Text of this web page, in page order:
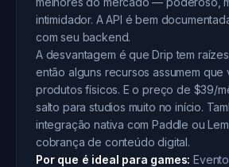
intimidador. A API é bem
com seu backend.
A desvantagem é que Drip tem
então alguns recursos assumem
produtos físicos. E o preço de $39/
salto para studios muito no início.
integração nativa com Paddle ou
cobrança de conteúdo digital.
Por que é ideal para games: